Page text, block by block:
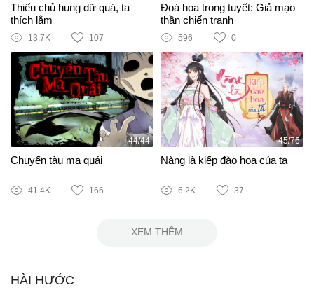
Thiếu chủ hung dữ quá, ta
thích lắm
13.7K 107
Đoá hoa trong tuyết: Giả mạo
thần chiến tranh
596 0
44/44
Chuyến tàu ma quái
41.4K 166
45/76
Nàng là kiếp đào hoa của ta
6.2K 37
XEM THÊM
HÀI HƯỚC